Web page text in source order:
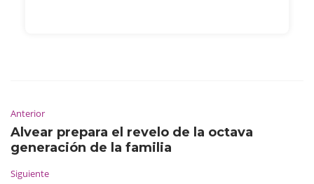
Anterior
Alvear prepara el revelo de la octava
generación de la familia
Siguiente